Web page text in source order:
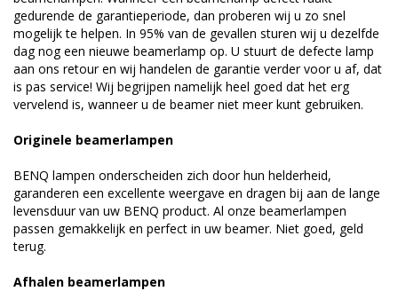
gedurende de garantieperiode, dan proberen wij u zo snel
mogelijk te helpen. In 95% van de gevallen sturen wij u dezelfde
dag nog een nieuwe beamerlamp op. U stuurt de defecte lamp
aan ons retour en wij handelen de garantie verder voor u af, dat
is pas service! Wij begrijpen namelijk heel goed dat het erg
vervelend is, wanneer u de beamer niet meer kunt gebruiken.
Originele beamerlampen
BENQ lampen onderscheiden zich door hun helderheid,
garanderen een excellente weergave en dragen bij aan de lange
levensduur van uw BENQ product. Al onze beamerlampen
passen gemakkelijk en perfect in uw beamer. Niet goed, geld
terug.
Afhalen beamerlampen